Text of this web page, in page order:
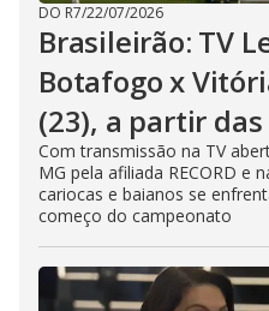
DO R7/22/07/2026
Brasileirão: TV
Botafogo x
(23), a partir das
Com transmissão na TV
MG pela afiliada RECORD e
cariocas e baianos se
começo do campeonato